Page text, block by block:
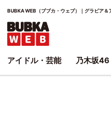
BUBKA WEB（ブブカ・ウェブ）｜グラビア＆
アイドル・芸能 乃木坂46